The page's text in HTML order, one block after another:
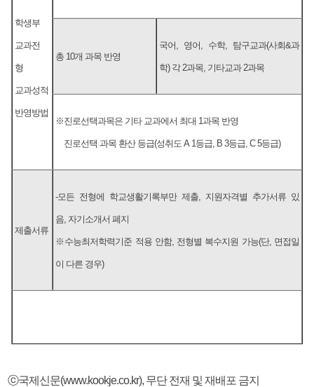
학생부
교과전
형
교과성적
반영방법
총 10개 과목 반영
국어, 영어, 수학, 탐구교과(사회&과
학) 각 2과목, 기타교과 2과목
※진로선택과목은 기타 교과에서 최대 1과목 반영
진로선택 과목 환산 등급(성취도 A 1등급, B 3등급, C 5등급)
제출서류
-모든 전형에 학교생활기록부만 제출, 지원자격별 추가서류 있
음, 자기소개서 폐지
※수능최저학력기준 적용 안함, 전형별 복수지원 가능(단, 면접일
이 다른 경우)
ⓒ국제신문(www.kookje.co.kr), 무단 전재 및 재배포 금지